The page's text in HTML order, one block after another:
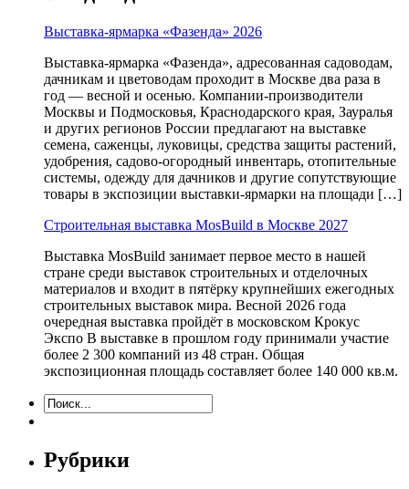
Выставка-ярмарка «Фазенда» 2026
Выставка-ярмарка «Фазенда», адресованная садоводам,
дачникам и цветоводам проходит в Москве два раза в
год — весной и осенью. Компании-производители
Москвы и Подмосковья, Краснодарского края, Зауралья
и других регионов России предлагают на выставке
семена, саженцы, луковицы, средства защиты растений,
удобрения, садово-огородный инвентарь, отопительные
системы, одежду для дачников и другие сопутствующие
товары в экспозиции выставки-ярмарки на площади […]
Строительная выставка MosBuild в Москве 2027
Выставка MosBuild занимает первое место в нашей
стране среди выставок строительных и отделочных
материалов и входит в пятёрку крупнейших ежегодных
строительных выставок мира. Весной 2026 года
очередная выставка пройдёт в московском Крокус
Экспо В выставке в прошлом году принимали участие
более 2 300 компаний из 48 стран. Общая
экспозиционная площадь составляет более 140 000 кв.м.
Рубрики